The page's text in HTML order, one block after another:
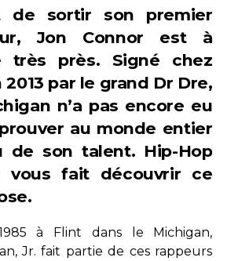
de sortir son premier
Jon Connor est à
très près. Signé chez
par le grand Dr Dre,
n’a pas encore eu
au monde entier
de son talent. Hip-Hop
vous fait découvrir ce
à Flint dans le Michigan,
Jr. fait partie de ces rappeurs